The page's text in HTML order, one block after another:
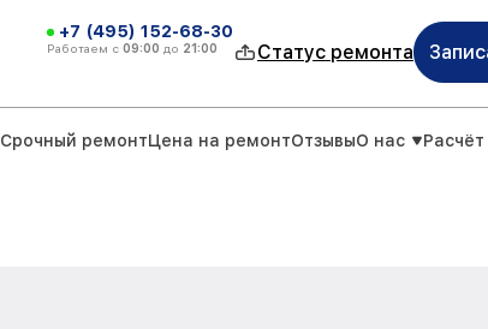
+7 (495) 152-68-30
Работаем с 09:00 до 21:00 Статус ремонта
Срочный ремонтЦена на ремонтОтзывыО нас